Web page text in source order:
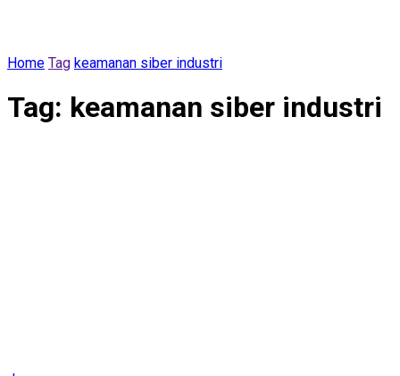
Home Tag keamanan siber industri
Tag: keamanan siber industri